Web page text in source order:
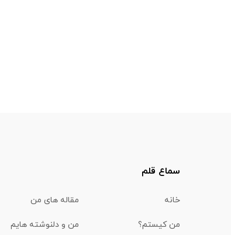
سماع قلم
خانه مقاله های من
من کیستم؟ من و دلنوشته هایم